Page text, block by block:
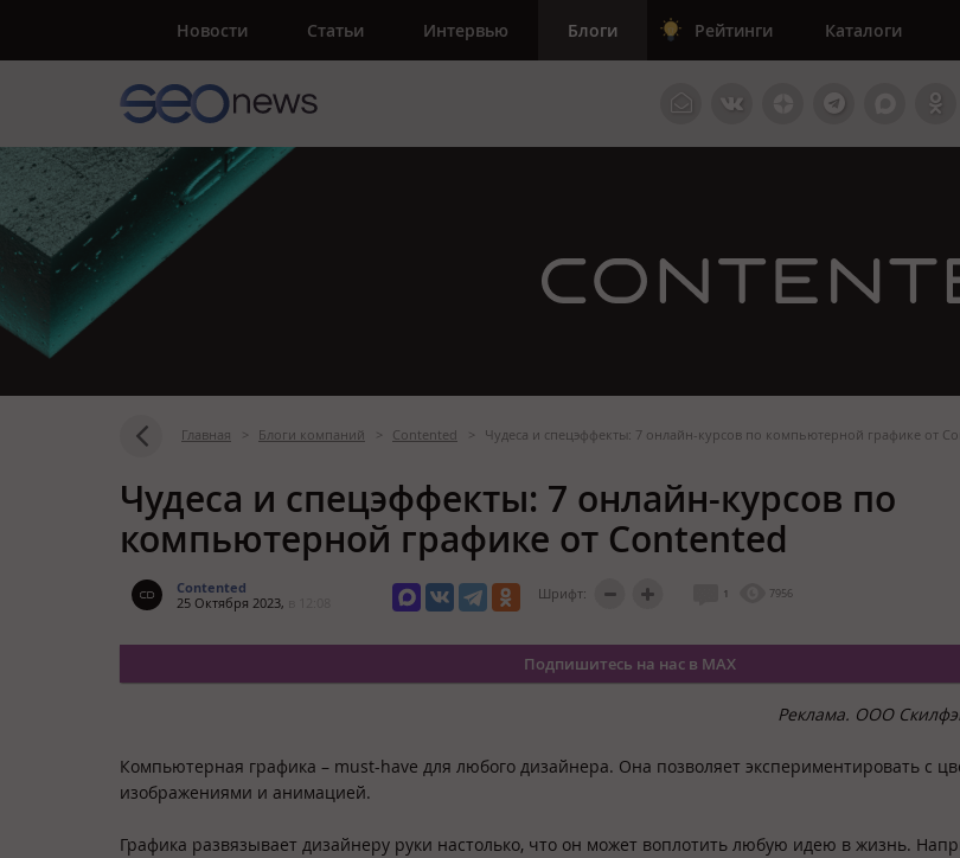
Новости Статьи Интервью Блоги Рейтинги Каталоги
Главная > Блоги компаний > Contented > Чудеса и спецэффекты: 7 онлайн-курсов по компьютерной графике от
Чудеса и спецэффекты: 7 онлайн-курсов по
компьютерной графике от Contented
Contented
25 Октября 2023,
Шрифт: 1 7956
Подпишитесь на нас в MAX
Реклама. ООО
Компьютерная графика – must-have для любого дизайнера. Она позволяет экспериментировать с
изображениями и анимацией.
Графика развязывает дизайнеру руки настолько, что он может воплотить любую идею в жизнь.